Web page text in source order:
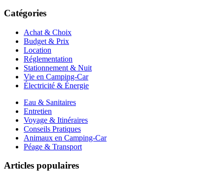
Catégories
Achat & Choix
Budget & Prix
Location
Réglementation
Stationnement & Nuit
Vie en Camping-Car
Électricité & Énergie
Eau & Sanitaires
Entretien
Voyage & Itinéraires
Conseils Pratiques
Animaux en Camping-Car
Péage & Transport
Articles populaires